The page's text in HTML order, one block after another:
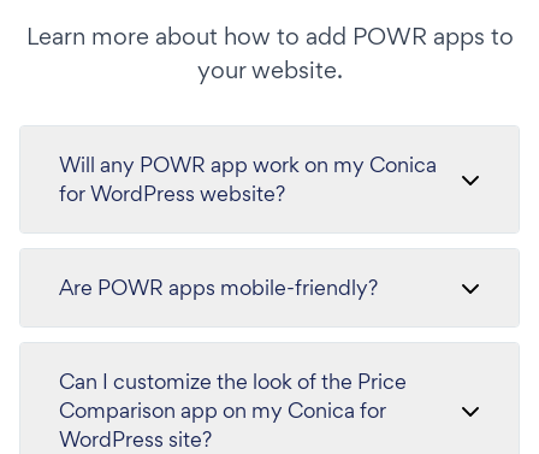
Learn more about how to add POWR apps to
your website.
Will any POWR app work on my Conica
for WordPress website?
Are POWR apps mobile-friendly?
Can I customize the look of the Price
Comparison app on my Conica for
WordPress site?